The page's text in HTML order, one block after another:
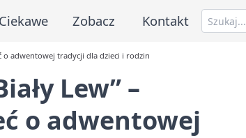
Ciekawe Zobacz Kontakt
o adwentowej tradycji dla dzieci i rodzin
Lew” –
o adwentowej